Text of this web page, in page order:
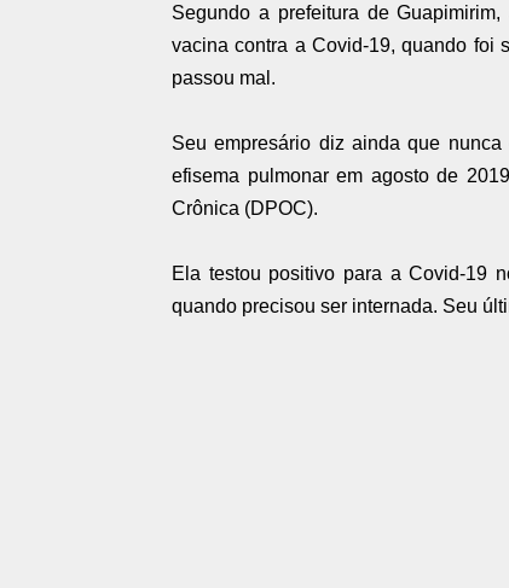
Segundo a prefeitura de
vacina contra a Covid-19, quando foi
passou mal.
Seu empresário diz ainda que
efisema pulmonar em agosto de
Crônica (DPOC).
Ela testou positivo para a Covid-19
quando precisou ser internada. Seu